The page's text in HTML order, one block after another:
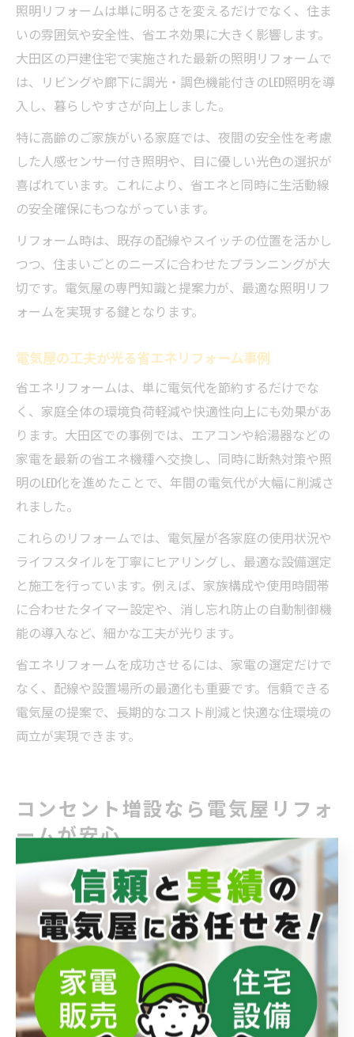
照明リフォームは単に明るさを変えるだけでなく、住ま
いの雰囲気や安全性、省エネ効果に大きく影響します。
大田区の戸建住宅で実施された最新の照明リフォームで
は、リビングや廊下に調光・調色機能付きのLED照明を導
入し、暮らしやすさが向上しました。
特に高齢のご家族がいる家庭では、夜間の安全性を考慮
した人感センサー付き照明や、目に優しい光色の選択が
喜ばれています。これにより、省エネと同時に生活動線
の安全確保にもつながっています。
リフォーム時は、既存の配線やスイッチの位置を活かし
つつ、住まいごとのニーズに合わせたプランニングが大
切です。電気屋の専門知識と提案力が、最適な照明リフ
ォームを実現する鍵となります。
電気屋の工夫が光る省エネリフォーム事例
省エネリフォームは、単に電気代を節約するだけでな
く、家庭全体の環境負荷軽減や快適性向上にも効果があ
ります。大田区での事例では、エアコンや給湯器などの
家電を最新の省エネ機種へ交換し、同時に断熱対策や照
明のLED化を進めたことで、年間の電気代が大幅に削減さ
れました。
これらのリフォームでは、電気屋が各家庭の使用状況や
ライフスタイルを丁寧にヒアリングし、最適な設備選定
と施工を行っています。例えば、家族構成や使用時間帯
に合わせたタイマー設定や、消し忘れ防止の自動制御機
能の導入など、細かな工夫が光ります。
省エネリフォームを成功させるには、家電の選定だけで
なく、配線や設置場所の最適化も重要です。信頼できる
電気屋の提案で、長期的なコスト削減と快適な住環境の
両立が実現できます。
コンセント増設なら電気屋リフォ
ームが安心
電気屋が提案する安心のコンセント増設術
住まいのリフォームにおいて、コンセントの数や配置は
快適な生活に直結します。東京都大田区の電気屋では、
家族構成やライフスタイルに合わせたコンセント増設を
提案し、日常の不便さを根本から解消しています。例え
ば、リビングやキッチンなど電化製品が多い場所では、